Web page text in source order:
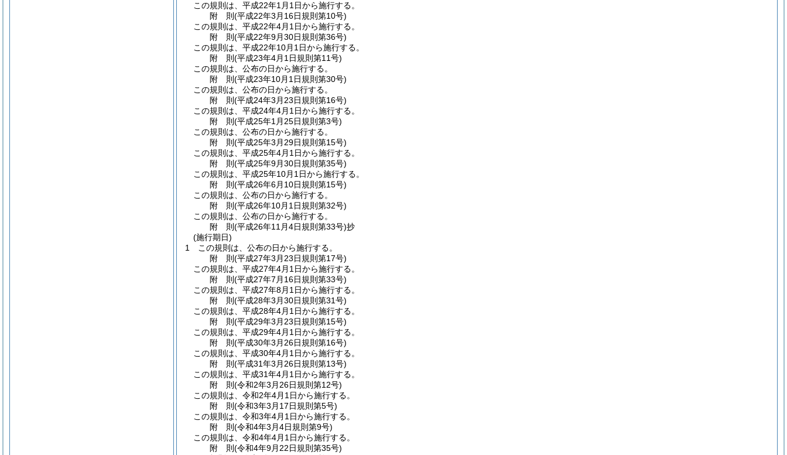
この規則は、平成22年1月1日から施行する。
附 則(平成22年3月16日規則第10号)
この規則は、平成22年4月1日から施行する。
附 則(平成22年9月30日規則第36号)
この規則は、平成22年10月1日から施行する。
附 則(平成23年4月1日規則第11号)
この規則は、公布の日から施行する。
附 則(平成23年10月1日規則第30号)
この規則は、公布の日から施行する。
附 則(平成24年3月23日規則第16号)
この規則は、平成24年4月1日から施行する。
附 則(平成25年1月25日規則第3号)
この規則は、公布の日から施行する。
附 則(平成25年3月29日規則第15号)
この規則は、平成25年4月1日から施行する。
附 則(平成25年9月30日規則第35号)
この規則は、平成25年10月1日から施行する。
附 則(平成26年6月10日規則第15号)
この規則は、公布の日から施行する。
附 則(平成26年10月1日規則第32号)
この規則は、公布の日から施行する。
附 則(平成26年11月4日規則第33号)抄
(施行期日)
1
この規則は、公布の日から施行する。
附 則(平成27年3月23日規則第17号)
この規則は、平成27年4月1日から施行する。
附 則(平成27年7月16日規則第33号)
この規則は、平成27年8月1日から施行する。
附 則(平成28年3月30日規則第31号)
この規則は、平成28年4月1日から施行する。
附 則(平成29年3月23日規則第15号)
この規則は、平成29年4月1日から施行する。
附 則(平成30年3月26日規則第16号)
この規則は、平成30年4月1日から施行する。
附 則(平成31年3月26日規則第13号)
この規則は、平成31年4月1日から施行する。
附 則(令和2年3月26日規則第12号)
この規則は、令和2年4月1日から施行する。
附 則(令和3年3月17日規則第5号)
この規則は、令和3年4月1日から施行する。
附 則(令和4年3月4日規則第9号)
この規則は、令和4年4月1日から施行する。
附 則(令和4年9月22日規則第35号)